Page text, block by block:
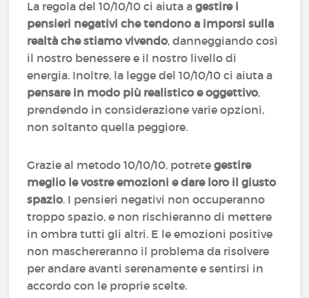
La regola del 10/10/10 ci aiuta agestire i
pensieri negativi che tendono a imporsi sulla
realtà che stiamo vivendo, danneggiando così
il nostro benessere e il nostro livello di
energia. Inoltre, la legge del 10/10/10 ci aiuta a
pensare in modo più realistico e oggettivo,
prendendo in considerazione varie opzioni,
non soltanto quella peggiore.
Grazie al metodo 10/10/10, potretegestire
meglio le vostre emozioni e dare loro il giusto
spazio. I pensieri negativi non occuperanno
troppo spazio, e non rischieranno di mettere
in ombra tutti gli altri. E le emozioni positive
non maschereranno il problema da risolvere
per andare avanti serenamente e sentirsi in
accordo con le proprie scelte.